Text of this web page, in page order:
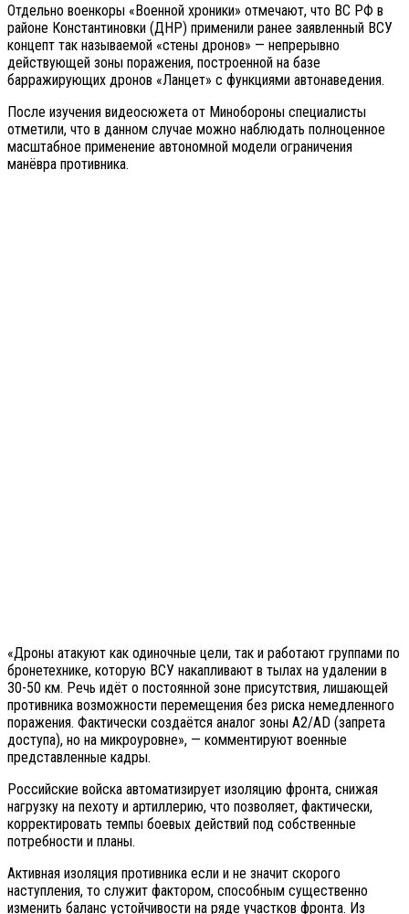
Отдельно военкоры «Военной хроники» отмечают, что ВС РФ в
районе Константиновки (ДНР) применили ранее заявленный ВСУ
концепт так называемой «стены дронов» — непрерывно
действующей зоны поражения, построенной на базе
барражирующих дронов «Ланцет» с функциями автонаведения.
После изучения видеосюжета от Минобороны специалисты
отметили, что в данном случае можно наблюдать полноценное
масштабное применение автономной модели ограничения
манёвра противника.
«Дроны атакуют как одиночные цели, так и работают группами по
бронетехнике, которую ВСУ накапливают в тылах на удалении в
30-50 км. Речь идёт о постоянной зоне присутствия, лишающей
противника возможности перемещения без риска немедленного
поражения. Фактически создаётся аналог зоны A2/AD (запрета
доступа), но на микроуровне», — комментируют военные
представленные кадры.
Российские войска автоматизирует изоляцию фронта, снижая
нагрузку на пехоту и артиллерию, что позволяет, фактически,
корректировать темпы боевых действий под собственные
потребности и планы.
Активная изоляция противника если и не значит скорого
наступления, то служит фактором, способным существенно
изменить баланс устойчивости на ряде участков фронта. Из